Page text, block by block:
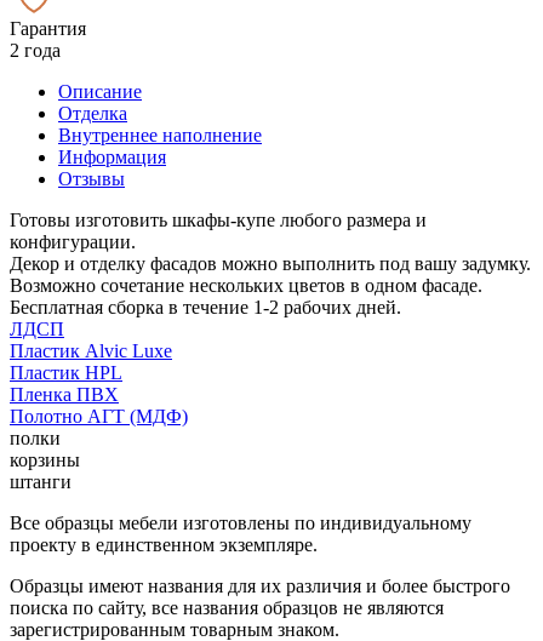
Гарантия
2 года
Описание
Отделка
Внутреннее наполнение
Информация
Отзывы
Готовы изготовить шкафы-купе любого размера и
конфигурации.
Декор и отделку фасадов можно выполнить под вашу задумку.
Возможно сочетание нескольких цветов в одном фасаде.
Бесплатная сборка в течение 1-2 рабочих дней.
ЛДСП
Пластик Alvic Luxe
Пластик HPL
Пленка ПВХ
Полотно АГТ (МДФ)
полки
корзины
штанги
Все образцы мебели изготовлены по индивидуальному
проекту в единственном экземпляре.
Образцы имеют названия для их различия и более быстрого
поиска по сайту, все названия образцов не являются
зарегистрированным товарным знаком.